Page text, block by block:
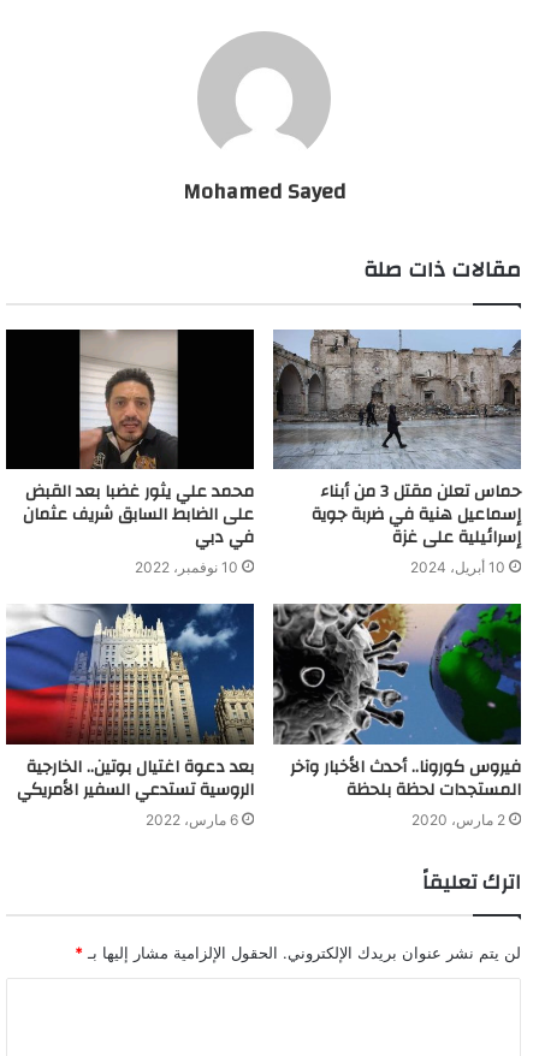
صدمة لسيدة أجرت اختبار كورونا مرتين
Mohamed Sayed
مقالات ذات صلة
حماس تعلن مقتل 3 من أبناء
إسماعيل هنية في ضربة جوية
إسرائيلية على غزة
10 أبريل، 2024
محمد علي يثور غضبا بعد القبض
على الضابط السابق شريف عثمان
في دبي
10 نوفمبر، 2022
فيروس كورونا.. أحدث الأخبار وآخر
المستجدات لحظة بلحظة
2 مارس، 2020
بعد دعوة اغتيال بوتين.. الخارجية
الروسية تستدعي السفير الأمريكي
6 مارس، 2022
اترك تعليقاً
لن يتم نشر عنوان بريدك الإلكتروني. الحقول الإلزامية مشار إليها بـ *